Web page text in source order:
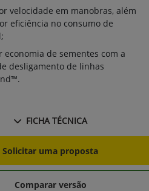
velocidade em manobras, além
eficiência no consumo de
economia de sementes com a
desligamento de linhas
FICHA TÉCNICA
Solicitar uma proposta
Comparar versão